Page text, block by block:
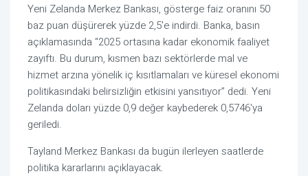
Yeni Zelanda Merkez Bankası, gösterge faiz oranını 50
baz puan düşürerek yüzde 2,5'e indirdi. Banka, basın
açıklamasında “2025 ortasına kadar ekonomik faaliyet
zayıftı. Bu durum, kısmen bazı sektörlerde mal ve
hizmet arzına yönelik iç kısıtlamaları ve küresel ekonomi
politikasındaki belirsizliğin etkisini yansıtıyor” dedi. Yeni
Zelanda doları yüzde 0,9 değer kaybederek 0,5746'ya
geriledi.
Tayland Merkez Bankası da bugün ilerleyen saatlerde
politika kararlarını açıklayacak.